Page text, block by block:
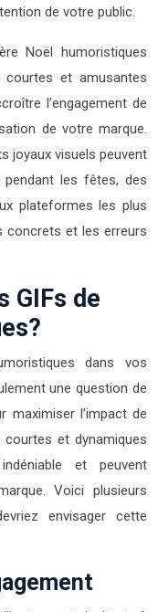
de votre public.
Noël humoristiques
et amusantes
l’engagement de
de votre marque.
joyaux visuels peuvent
les fêtes, des
plateformes les plus
concrets et les erreurs
GIFs de
dans vos
une question de
maximiser l’impact de
et dynamiques
et peuvent
Voici plusieurs
envisager cette